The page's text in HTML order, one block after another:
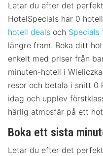
Letar du efter det
HotelSpecials har 0
hotell deals och Specials
längre fram. Boka ditt
enkelt med priser från
minuten-hotell i
resor och betala i snitt 0
idag och upplev
härlig atmosfär på ett
Boka ett sista
Letar du efter det